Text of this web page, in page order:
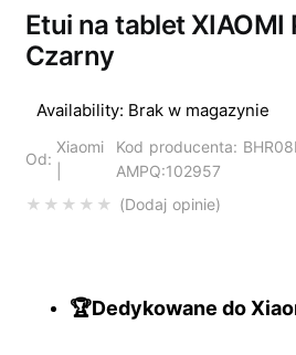
Etui na tablet XIAOMI
Czarny
Dodaj opinie
Availability: Brak w magazynie
Od:
Xiaomi
Kod producenta:
AMPQ:102957
🏆Dedykowane do